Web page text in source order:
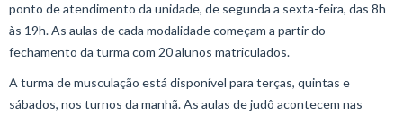
ponto de atendimento da unidade, de segunda a sexta-feira, das 8h
às 19h. As aulas de cada modalidade começam a partir do
fechamento da turma com 20 alunos matriculados.
A turma de musculação está disponível para terças, quintas e
sábados, nos turnos da manhã. As aulas de judô acontecem nas